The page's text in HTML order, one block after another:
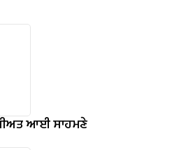
ਆਈ ਸਾਹਮਣੇ